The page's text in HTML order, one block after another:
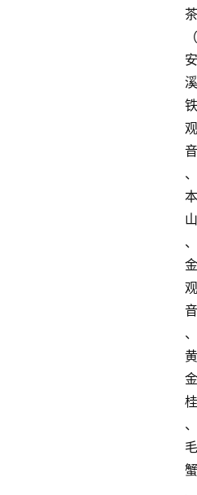
茶
（
安
溪
铁
观
音
、
本
山
、
金
观
音
、
黄
金
桂
、
毛
蟹